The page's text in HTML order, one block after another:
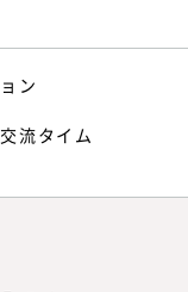
ン
流タイム